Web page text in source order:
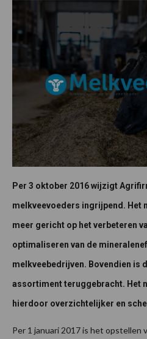
Per 3 oktober 2016 wijzigt
melkveevoeders ingrijpend. Het
meer gericht op het verbeteren
optimaliseren van de
melkveebedrijven. Bovendien is
assortiment teruggebracht. Het
hierdoor overzichtelijker en
Per 1 januari 2017 is het opstellen